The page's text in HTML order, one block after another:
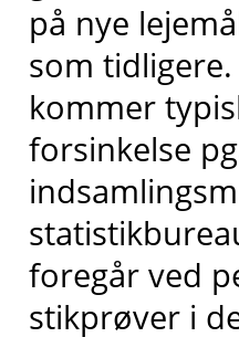
på nye
som
kommer
forsinkelse
foregår ved
stikprøver i